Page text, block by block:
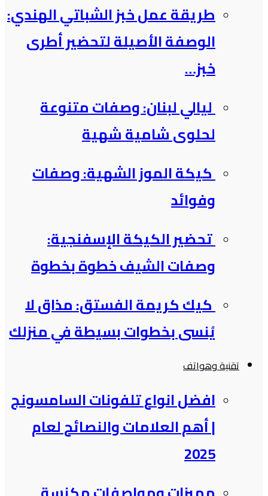
طريقة عمل خبز الشباتي الهندي:
الوصفة الأصيلة لتحضير أطرى
خبز…
ليالي لبنان: وصفات متنوعة
لحلوى شامية شهية
كيكة الموز الشهية: وصفات
وفوائد
تحضير الكيكة الإسفنجية:
وصفات الشيف خطوة بخطوة
كيك كريمة الفستق: مذاق لا
يُنسى بخطوات بسيطة في منزلك
تقنية وهواتف
افضل انواع تلفونات السامسونج​
| أهم العلامات والنصائح لعام
2025